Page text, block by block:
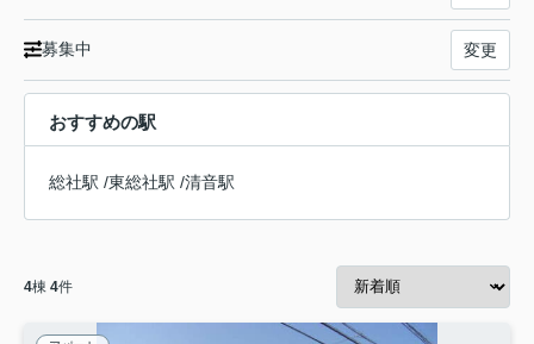
募集中 変更
おすすめの駅
総社駅 /東総社駅 /清音駅
4棟 4件